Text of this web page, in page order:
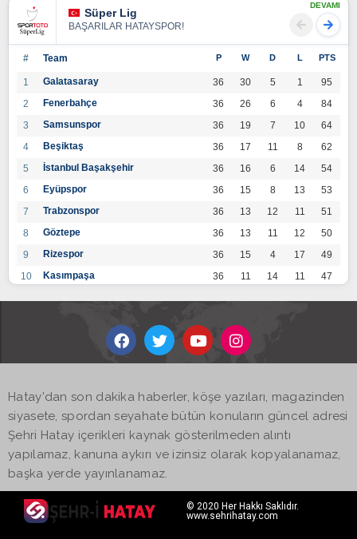
Süper Lig
BAŞARILAR HATAYSPOR!
DEVAMI
# Team P W D L PTS
1 Galatasaray 36 30 5 1
95
2
Fenerbahçe 36 26 6 4
84
3
Samsunspor 36 19 7 10
64
4
Beşiktaş 36 17 11 8
62
5
İstanbul Başakşehir 36 16 6 14
54
6
Eyüpspor 36 15 8 13
53
7
Trabzonspor 36 13 12 11
51
8
Göztepe 36 13 11 12
50
9
Rizespor 36 15 4 17
49
10
Kasımpaşa 36 11 14 11
47
36 12
14
Kayserispor 36 11 12 13
45
17
Hatayspor 36
19
Adana Demirspor
Hatay'dan son dakika haberler, köşe yazıları, magazinden
siyasete, spordan seyahate bütün konuların güncel adresi
Şehri Hatay içerikleri kaynak gösterilmeden alıntı
yapılamaz, kanuna aykırı ve izinsiz olarak kopyalanamaz,
başka yerde yayınlanamaz.
© 2020 Her Hakkı Saklıdır.
www.sehrihatay.com